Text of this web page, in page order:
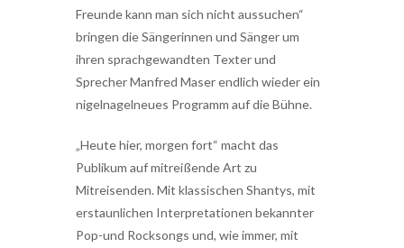
Freunde kann man sich nicht aussuchen“
bringen die Sängerinnen und Sänger um
ihren sprachgewandten Texter und
Sprecher Manfred Maser endlich wieder ein
nigelnagelneues Programm auf die Bühne.
„Heute hier, morgen fort“ macht das
Publikum auf mitreißende Art zu
Mitreisenden. Mit klassischen Shantys, mit
erstaunlichen Interpretationen bekannter
Pop-und Rocksongs und, wie immer, mit